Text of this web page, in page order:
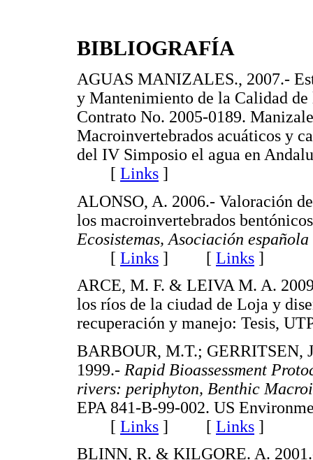
BIBLIOGRAFÍA
AGUAS MANIZALES., 2007.-
y Mantenimiento de la Calidad
Contrato No. 2005-0189.
Macroinvertebrados acuáticos y
del IV Simposio el agua en
[ Links ]
ALONSO, A. 2006.- Valoración
los macroinvertebrados
Ecosistemas, Asociación
[ Links ] [ Links ]
ARCE, M. F. & LEIVA M. A.
los ríos de la ciudad de Loja y
recuperación y manejo: Tesis,
BARBOUR, M.T.; GERRITSEN,
1999.- Rapid Bioassessment
rivers: periphyton, Benthic
EPA 841-B-99-002. US
[ Links ] [ Links ]
BLINN, R. & KILGORE. A.